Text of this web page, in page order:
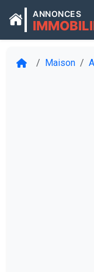
ANNONCES
Maison